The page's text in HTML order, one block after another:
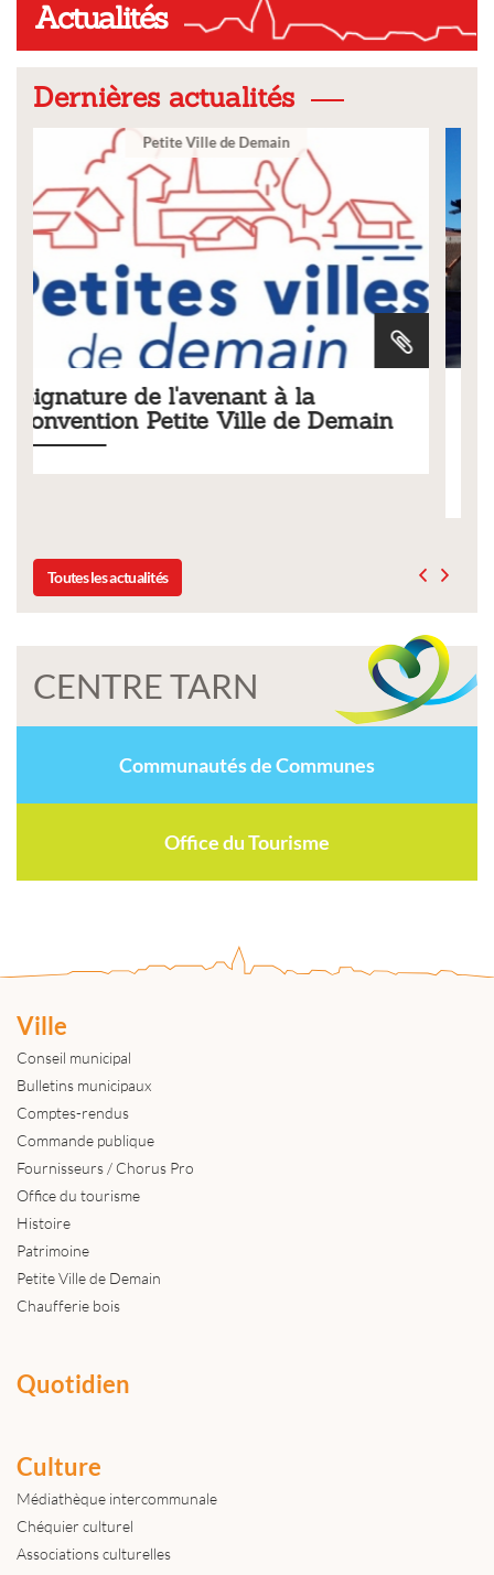
Actualités
Dernières actualités
Tarifs 2026 des services
municipaux
Toutes les actualités
CENTRE TARN
Communautés de Communes
Office du Tourisme
Ville
Conseil municipal
Bulletins municipaux
Comptes-rendus
Commande publique
Fournisseurs / Chorus Pro
Office du tourisme
Histoire
Patrimoine
Petite Ville de Demain
Chaufferie bois
Quotidien
Culture
Médiathèque intercommunale
Chéquier culturel
Associations culturelles